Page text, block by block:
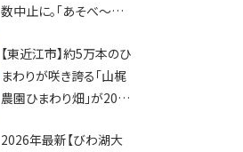
数中止に。「あそべ〜る
ショーなど
【東近江市】約5万本のひ
まわりが咲き誇る「山梶
農園ひまわり畑」が2026
ポットやキッチンカーも
2026年最新【びわ湖大